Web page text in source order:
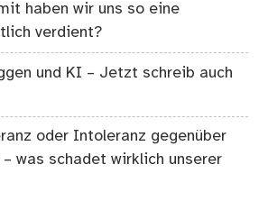
haben wir uns so eine
verdient?
und KI – Jetzt schreib auch
oder Intoleranz gegenüber
was schadet wirklich unserer